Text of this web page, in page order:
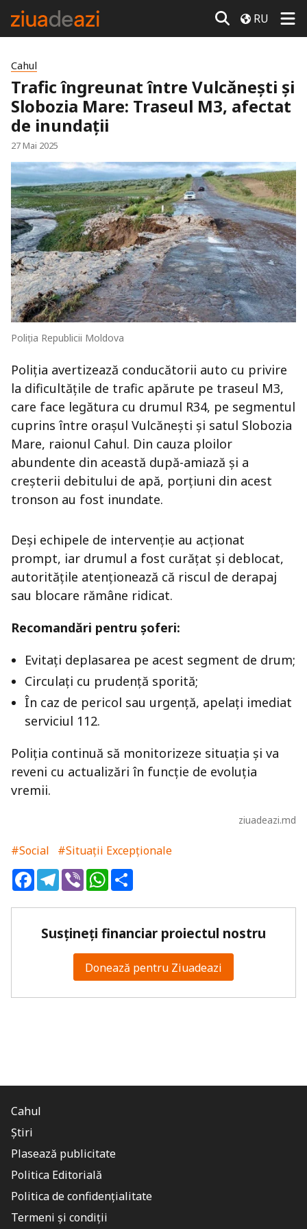
RU
Cahul
Trafic îngreunat între Vulcănești și
Slobozia Mare: Traseul M3, afectat
de inundații
27 Mai 2025
Poliția Republicii Moldova
Poliția avertizează conducătorii auto cu privire
la dificultățile de trafic apărute pe traseul M3,
care face legătura cu drumul R34, pe segmentul
cuprins între orașul Vulcănești și satul Slobozia
Mare, raionul Cahul. Din cauza ploilor
abundente din această după-amiază și a
creșterii debitului de apă, porțiuni din acest
tronson au fost inundate.
Deși echipele de intervenție au acționat
prompt, iar drumul a fost curățat și deblocat,
autoritățile atenționează că riscul de derapaj
sau blocare rămâne ridicat.
Recomandări pentru șoferi:
Evitați deplasarea pe acest segment de drum;
Circulați cu prudență sporită;
În caz de pericol sau urgență, apelați imediat
serviciul 112.
Poliția continuă să monitorizeze situația și va
reveni cu actualizări în funcție de evoluția
vremii.
ziuadeazi.md
#Social
#Situații Excepționale
FacebookTelegram
ViberWhatsApp
Susțineți financiar proiectul nostru
Donează pentru Ziuadeazi
Cahul
Știri
Plasează publicitate
Politica Editorială
Politica de confidențialitate
Termeni și condiții